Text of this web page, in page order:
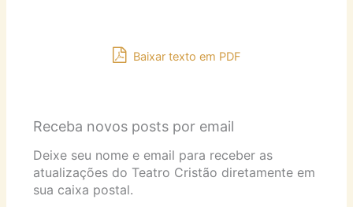
Baixar texto em PDF
Receba novos posts por email
Deixe seu nome e email para receber as
atualizações do Teatro Cristão diretamente em
sua caixa postal.